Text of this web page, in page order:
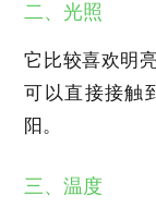
二、光照
它比较喜欢明
可以直接接触
阳。
三、温度